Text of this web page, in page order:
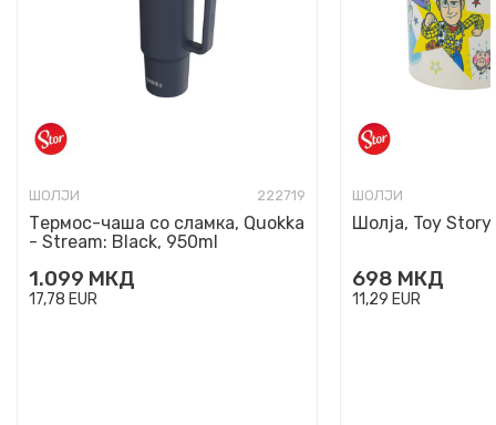
ШОЛЈИ 222719
Термос-чаша со сламка, Quokka
- Stream: Black, 950ml
1.099 МКД
17,78 EUR
ШОЛЈИ
Шолја, Toy
698 МКД
11,29 EUR